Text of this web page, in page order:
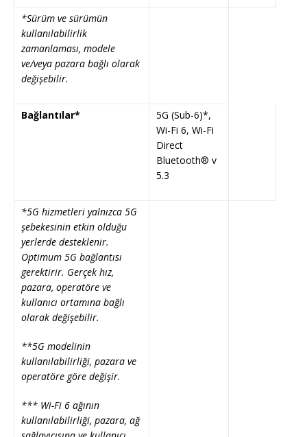
*Sürüm ve sürümün
kullanılabilirlik
zamanlaması, modele
ve/veya pazara bağlı olarak
değişebilir.
Bağlantılar*
5G (Sub-6)*,
Wi-Fi 6, Wi-Fi
Direct
Bluetooth® v
5.3
*5G hizmetleri yalnızca 5G
şebekesinin etkin olduğu
yerlerde desteklenir.
Optimum 5G bağlantısı
gerektirir. Gerçek hız,
pazara, operatöre ve
kullanıcı ortamına bağlı
olarak değişebilir.
**5G modelinin
kullanılabilirliği, pazara ve
operatöre göre değişir.
*** Wi-Fi 6 ağının
kullanılabilirliği, pazara, ağ